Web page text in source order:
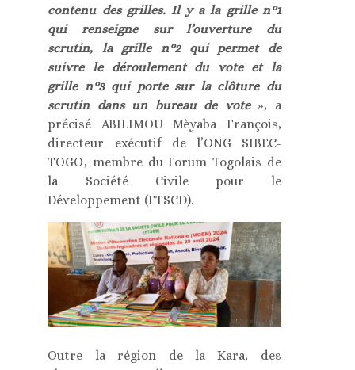
contenu des grilles. Il y a la grille n°1
qui renseigne sur l’ouverture du
scrutin, la grille n°2 qui permet de
suivre le déroulement du vote et la
grille n°3 qui porte sur la clôture du
scrutin dans un bureau de vote », a
précisé ABILIMOU Mèyaba François,
directeur exécutif de l’ONG SIBEC-
TOGO, membre du Forum Togolais de
la Société Civile pour le
Développement (FTSCD).
Outre la région de la Kara, des